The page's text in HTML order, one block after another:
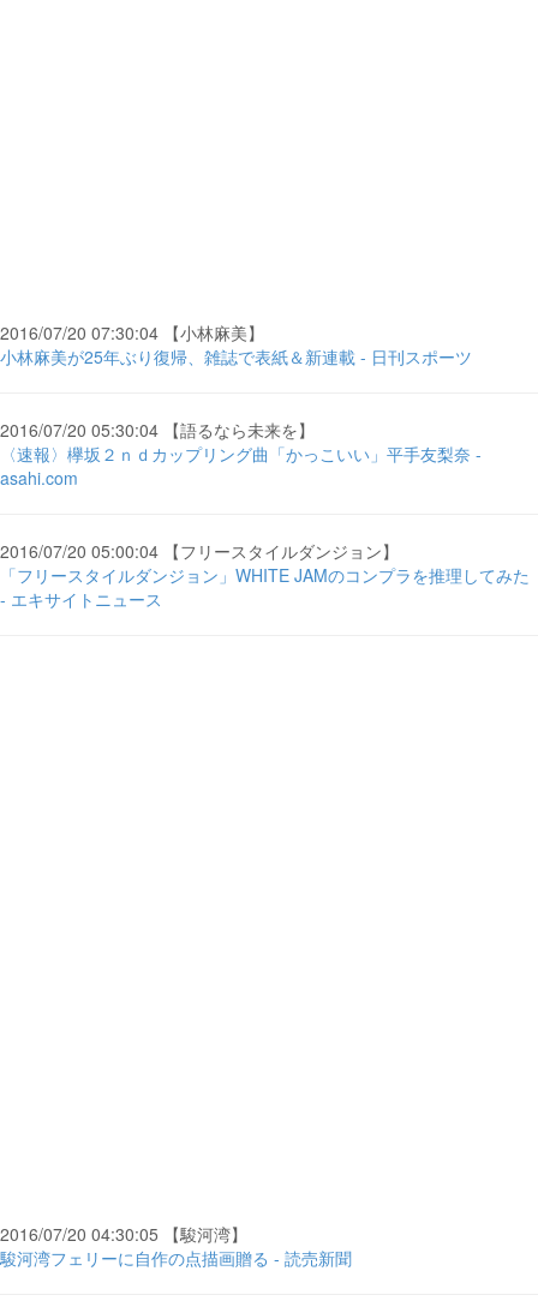
2016/07/20 07:30:04 【小林麻美】
小林麻美が25年ぶり復帰、雑誌で表紙＆新連載 - 日刊スポーツ
2016/07/20 05:30:04 【語るなら未来を】
〈速報〉欅坂２ｎｄカップリング曲「かっこいい」平手友梨奈 -
asahi.com
2016/07/20 05:00:04 【フリースタイルダンジョン】
「フリースタイルダンジョン」WHITE JAMのコンプラを推理してみた
- エキサイトニュース
2016/07/20 04:30:05 【駿河湾】
駿河湾フェリーに自作の点描画贈る - 読売新聞